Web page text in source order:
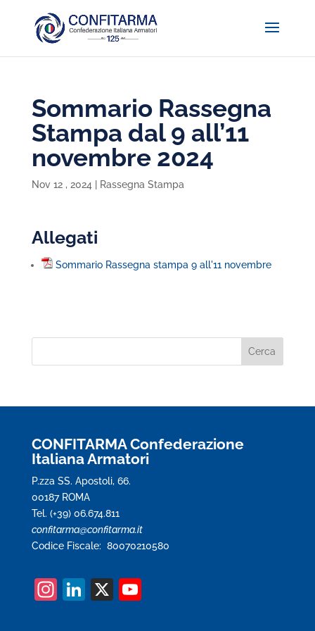
Sommario Rassegna
Stampa dal 9 all’11
novembre 2024
Nov 12 , 2024 Rassegna Stampa
Allegati
Sommario Rassegna stampa 9 all'11 novembre
CONFITARMA Confederazione
Italiana Armatori
P.zza SS. Apostoli, 66.
00187 ROMA
Tel. (+39) 06.674.811
confitarma@confitarma.it
Codice Fiscale: 80070210580
In Li X Y